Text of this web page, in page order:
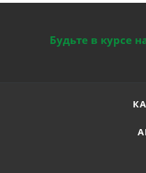
Будьте в курсе